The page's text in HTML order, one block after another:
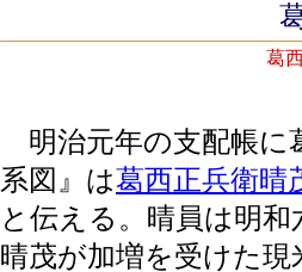
葛
明治元年の支配帳に
系図』は葛西正兵衛晴
と伝える。晴員は明
晴茂が加増を受けた